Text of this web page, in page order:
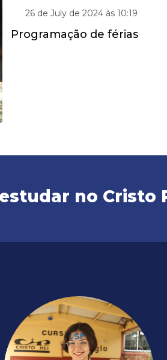
26 de July de 2024 às 10:19
Programação de férias
no Cristo